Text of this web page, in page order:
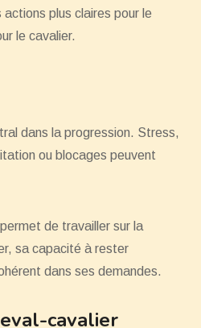
actions plus claires pour le
le cavalier.
dans la progression. Stress,
ou blocages peuvent
de travailler sur la
sa capacité à rester
dans ses demandes.
cavalier